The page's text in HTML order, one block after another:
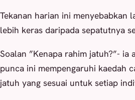
Tekanan harian ini menyebabkan
lebih keras daripada sepatutnya
Soalan ”Kenapa rahim jatuh?”- ia
punca ini mempengaruhi kaedah
jatuh yang sesuai untuk setiap